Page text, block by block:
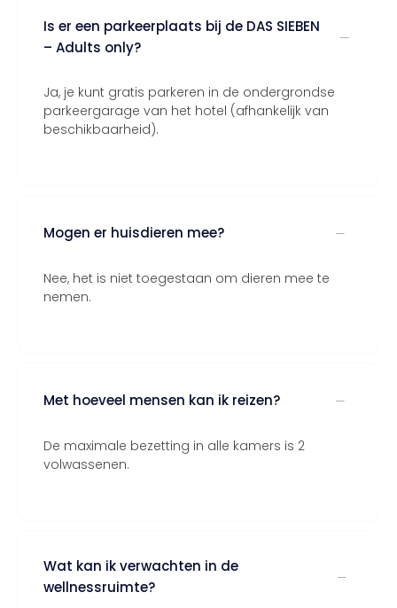
Is er een parkeerplaats bij de DAS SIEBEN
– Adults only?
Ja, je kunt gratis parkeren in de ondergrondse
parkeergarage van het hotel (afhankelijk van
beschikbaarheid).
Mogen er huisdieren mee?
Nee, het is niet toegestaan om dieren mee te
nemen.
Met hoeveel mensen kan ik reizen?
De maximale bezetting in alle kamers is 2
volwassenen.
Wat kan ik verwachten in de
wellnessruimte?